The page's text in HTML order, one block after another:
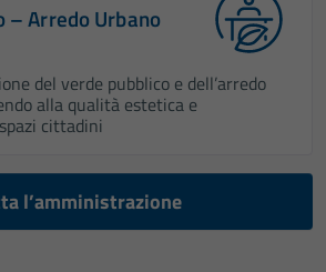
– Arredo Urbano
del verde pubblico e dell’arredo
alla qualità estetica e
cittadini
l’amministrazione
informazioni